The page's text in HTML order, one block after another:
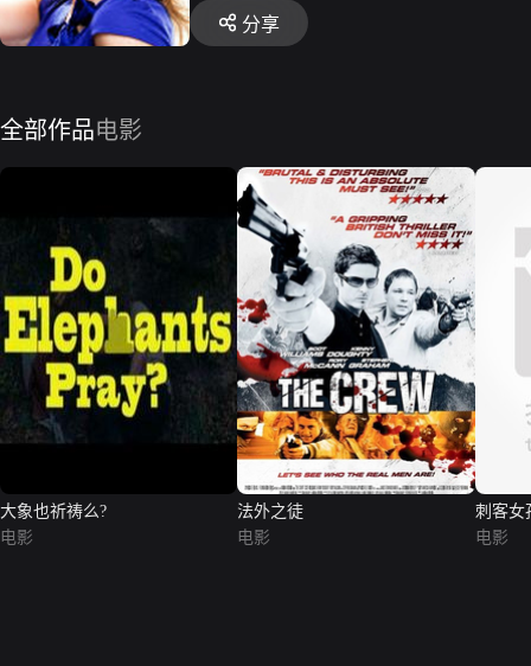
分享
全部作品电影
大象也祈祷么?
电影
法外之徒
电影
刺客女
电影